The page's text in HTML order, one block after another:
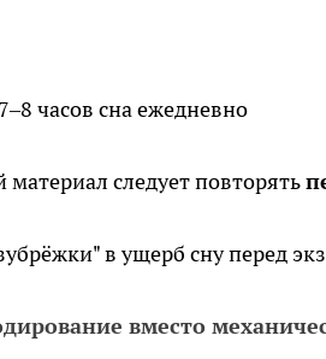
часов сна ежедневно
следует повторять
в ущерб сну перед
вместо